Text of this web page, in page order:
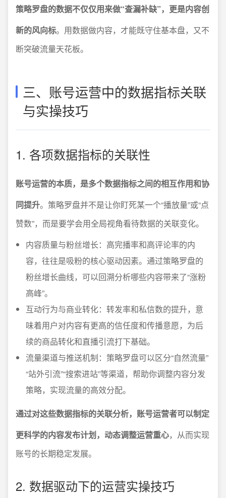
策略罗盘的数据不仅仅用来做“查漏补缺”，更是内容创
新的风向标。用数据做内容，才能既守住基本盘，又不
断突破流量天花板。
三、账号运营中的数据指标关联
与实操技巧
1. 各项数据指标的关联性
账号运营的本质，是多个数据指标之间的相互作用和协
同提升。策略罗盘并不是让你盯死某一个“播放量”或“点
赞数”，而是要学会用全局视角看待数据的关联变化。
内容质量与粉丝增长：高完播率和高评论率的内
容，往往是吸粉的核心驱动因素。通过策略罗盘的
粉丝增长曲线，可以回溯分析哪些内容带来了“涨粉
高峰”。
互动行为与商业转化：转发率和私信数的提升，意
味着用户对内容有更高的信任度和传播意愿，为后
续的商品转化和直播引流打下基础。
流量渠道与推送机制：策略罗盘可以区分“自然流量”
“站外引流”“搜索进站”等渠道，帮助你调整内容分发
策略，实现流量的高效分配。
通过对这些数据指标的关联分析，账号运营者可以制定
更科学的内容发布计划，动态调整运营重心，从而实现
账号的长期稳定发展。
2. 数据驱动下的运营实操技巧